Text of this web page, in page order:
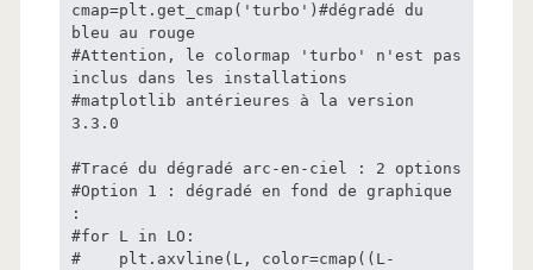
cmap=plt.get_cmap('turbo')#dégradé du
bleu au rouge
#Attention, le colormap 'turbo' n'est pas
inclus dans les installations
#matplotlib antérieures à la version
3.3.0
#Tracé du dégradé arc-en-ciel : 2 options
#Option 1 : dégradé en fond de graphique
:
#for L in LO:
#    plt.axvline(L, color=cmap((L-